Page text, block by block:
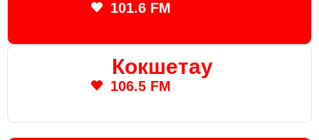
101.6 FM
Кокшетау
106.5 FM